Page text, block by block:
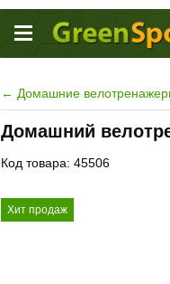
← Домашние
Домашний
Код товара: 45506
Хит продаж